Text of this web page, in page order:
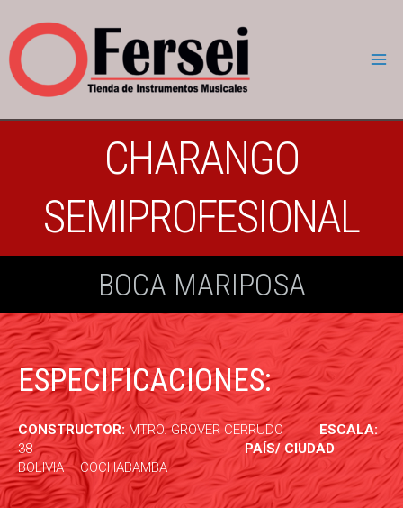
CHARANGO
SEMIPROFESIONAL
BOCA MARIPOSA
ESPECIFICACIONES:
CONSTRUCTOR: MTRO. GROVER CERRUDOESCALA:
38PAÍS/ CIUDAD:
BOLIVIA – COCHABAMBA